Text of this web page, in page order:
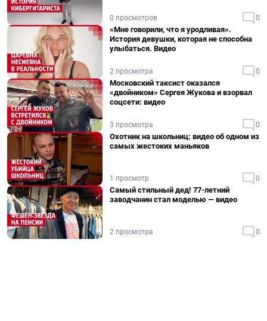
0 просмотров 0
«Мне говорили, что я уродливая».
История девушки, которая не способна
улыбаться. Видео
2 просмотра 0
Московский таксист оказался
«двойником» Сергея Жукова и взорвал
соцсети: видео
3 просмотра 0
Охотник на школьниц: видео об одном из
самых жестоких маньяков
1 просмотр 0
Самый стильный дед! 77-летний
заводчанин стал моделью — видео
2 просмотра 0